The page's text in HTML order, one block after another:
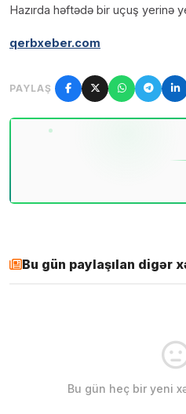
Hazırda həftədə bir uçuş yerinə
qerbxeber.com
PAYLAŞ
Bu gün paylaşılan digər
Bu gün heç bir yeni